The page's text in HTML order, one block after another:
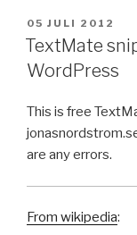
PUBLICERAT
05 JULI 2012
TextMate
WordPress
This is free
are any errors.
From wikipedia: